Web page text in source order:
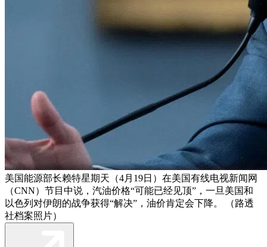
美国能源部长赖特星期天（4月19日）在美国有线电视新闻网
（CNN）节目中说，汽油价格“可能已经见顶”，一旦美国和
以色列对伊朗的战争获得“解决”，油价肯定会下降。 （路透
社档案照片）